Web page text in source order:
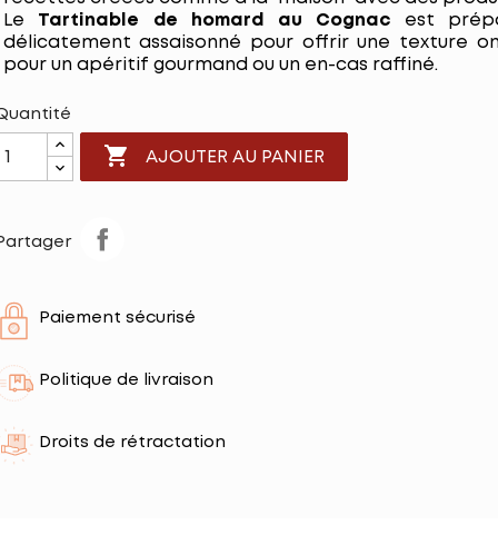
Le Tartinable de homard au Cognac est
délicatement assaisonné pour offrir une texture
pour un apéritif gourmand ou un en-cas raffiné.
 AJOUTER AU PANIER
Paiement sécurisé
Politique de livraison
Droits de rétractation